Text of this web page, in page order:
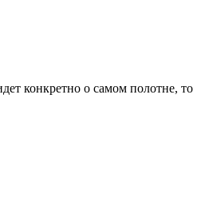
конкретно о самом полотне, то